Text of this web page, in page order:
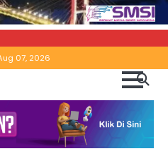
07, 2026